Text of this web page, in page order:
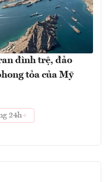
đình trệ, đảo
tỏa của Mỹ
24h